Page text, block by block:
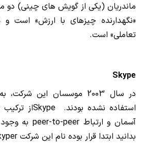
ماندریان (یکی از گویش های چینی) دو
«نگهدارنده چیزهای با ارزش» است
تعاملی» است.
Skype
در سال 2003 موسسان این
استفاده نشده بودند.
Skypeاز
آسمان و ارتباط peer-to-peer به
بدانید ابتدا قرار بوده نام این شرکت